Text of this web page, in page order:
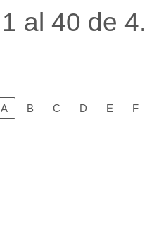
1 al 40 de
A B C D E F